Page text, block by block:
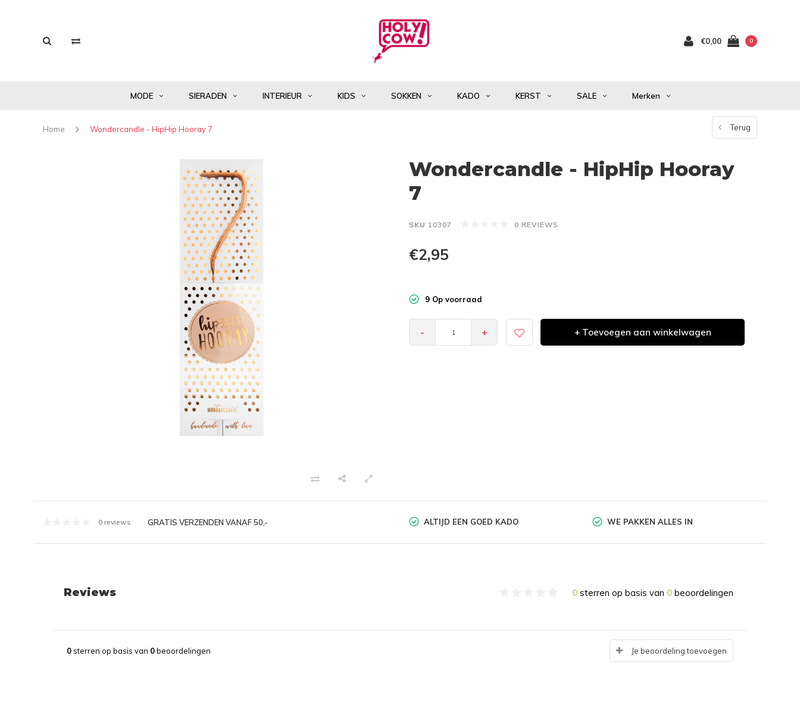
€0,00 0
MODE SIERADEN INTERIEUR KIDS SOKKEN KADO KERST SALE Merken
Home Wondercandle - HipHip Hooray 7 Terug
Wondercandle - HipHip Hooray
7
SKU 10307 0 REVIEWS
€2,95
9 Op voorraad
- + + Toevoegen aan winkelwagen
0 reviews GRATIS VERZENDEN VANAF 50,- ALTIJD EEN GOED KADO WE PAKKEN ALLES IN
Reviews 0 sterren op basis van 0 beoordelingen
0sterren op basis van 0beoordelingen Je beoordeling toevoegen